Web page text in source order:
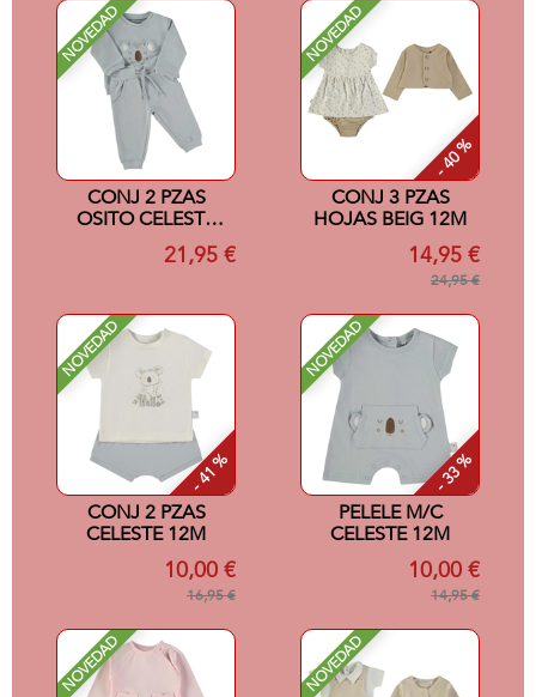
NOVEDAD
CONJ 2 PZAS
OSITO CELESTE
21,95 €
NOVEDAD
- 40 %
CONJ 3 PZAS
HOJAS BEIG 12M
14,95 €
24,95 €
NOVEDAD
- 41 %
CONJ 2 PZAS
CELESTE 12M
10,00 €
16,95 €
NOVEDAD
- 33 %
PELELE M/C
CELESTE 12M
10,00 €
14,95 €
NOVEDAD NOVEDAD